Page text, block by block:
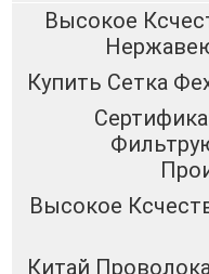
Высокое
Купить Сетка
Высокое
Китай